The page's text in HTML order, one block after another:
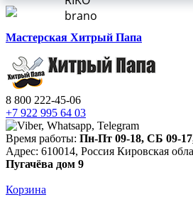
Мастерская Хитрый Папа
8 800 222-45-06
+7 922 995 64 03
Время работы: Пн-Пт 09-18, СБ 09-17
Адрес: 610014, Россия Кировская
Пугачёва дом 9
Корзина
brano